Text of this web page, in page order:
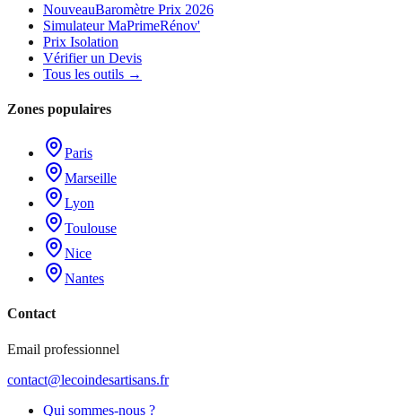
NouveauBaromètre Prix 2026
Simulateur MaPrimeRénov'
Prix Isolation
Vérifier un Devis
Tous les outils →
Zones populaires
Paris
Marseille
Lyon
Toulouse
Nice
Nantes
Contact
Email professionnel
contact@lecoindesartisans.fr
Qui sommes-nous ?